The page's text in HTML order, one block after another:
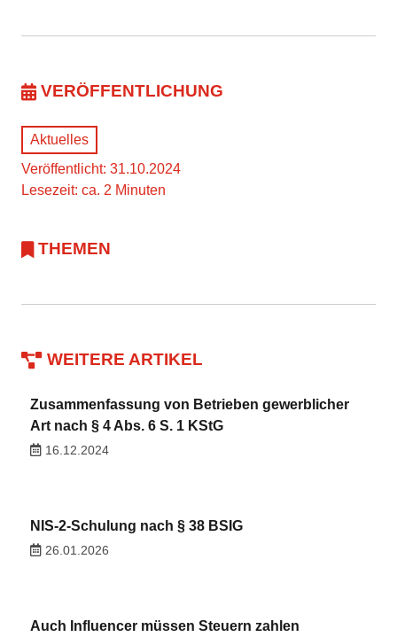
VERÖFFENTLICHUNG
Aktuelles
Veröffentlicht: 31.10.2024
Lesezeit: ca. 2 Minuten
THEMEN
WEITERE ARTIKEL
Zusammenfassung von Betrieben gewerblicher
Art nach § 4 Abs. 6 S. 1 KStG
16.12.2024
NIS-2-Schulung nach § 38 BSIG
26.01.2026
Auch Influencer müssen Steuern zahlen